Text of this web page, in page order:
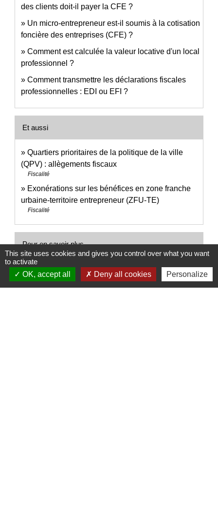
des clients doit-il payer la CFE ?
Un micro-entrepreneur est-il soumis à la cotisation
foncière des entreprises (CFE) ?
Comment est calculée la valeur locative d'un local
professionnel ?
Comment transmettre les déclarations fiscales
professionnelles : EDI ou EFI ?
Et aussi
Quartiers prioritaires de la politique de la ville
(QPV) : allègements fiscaux
Fiscalité
Exonérations sur les bénéfices en zone franche
urbaine-territoire entrepreneur (ZFU-TE)
Fiscalité
Pour en savoir plus
Conditions pour l'exonération temporaire à la CFE
open_in_new
This site uses cookies and gives you control over what you want
to activate
OK, accept all
Deny all cookies Personalize